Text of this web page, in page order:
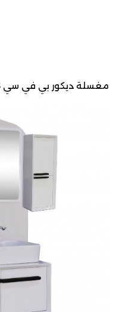
مغسلة ديكور بي في سي 43*80 سم